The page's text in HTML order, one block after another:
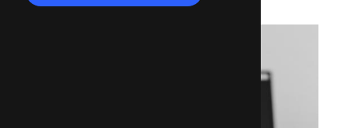
consentement